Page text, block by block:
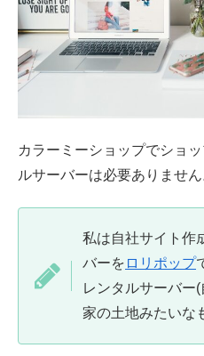
カラーミーショップでショ
ルサーバーは必要ありません
私は自社サイト作
バーを ロリポップ
レンタルサーバー(
家の土地みたいな